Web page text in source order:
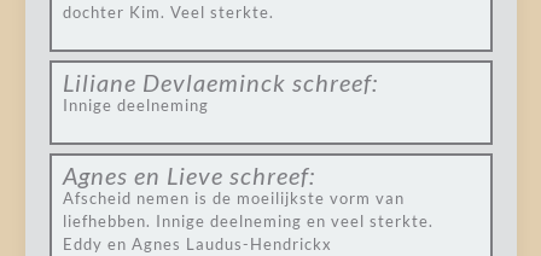
dochter Kim. Veel sterkte.
Liliane Devlaeminck schreef:
Innige deelneming
Agnes en Lieve schreef:
Afscheid nemen is de moeilijkste vorm van
liefhebben. Innige deelneming en veel sterkte.
Eddy en Agnes Laudus-Hendrickx